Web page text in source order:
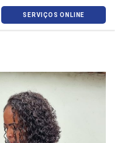
SERVIÇOS ONLINE